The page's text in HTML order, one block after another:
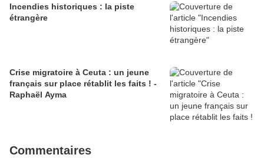
Incendies historiques : la piste
étrangère
Crise migratoire à Ceuta : un jeune
français sur place rétablit les faits ! -
Raphaël Ayma
Commentaires